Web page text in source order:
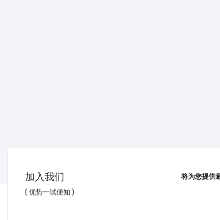
加入我们
( 优势一试便知 )
将为您提供